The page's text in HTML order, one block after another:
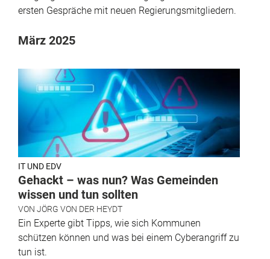
ersten Gespräche mit neuen Regierungsmitgliedern.
März 2025
IT UND EDV
Gehackt – was nun? Was Gemeinden
wissen und tun sollten
VON JÖRG VON DER HEYDT
Ein Experte gibt Tipps, wie sich Kommunen
schützen können und was bei einem Cyberangriff zu
tun ist.